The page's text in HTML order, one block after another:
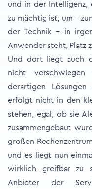
und in der Intelligenz,
zu mächtig ist, um –
der Technik – in
Anwender steht, Platz
Und dort liegt auch
nicht
derartigen Lösungen
erfolgt nicht in den
stehen, egal, ob sie
zusammengebaut
großen
und es liegt nun
wirklich greifbar zu
Anbieter der